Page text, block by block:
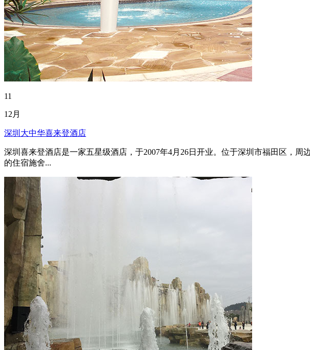
11
12月
深圳大中华喜来登酒店
深圳喜来登酒店是一家五星级酒店，于2007年4月26日开业。位于深圳市福田区，
的住宿施舍...